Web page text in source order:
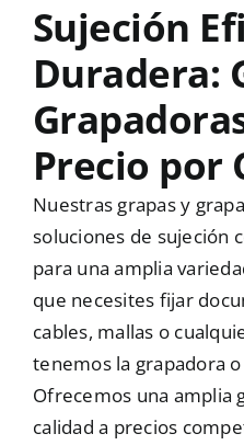
Escaleras
Mallas
Noticias
Sujeción
Duradera:
Precio por
Nuestras grapas y
soluciones de sujeción
para una amplia
que necesites fijar
cables, mallas o
tenemos la grapadora
Ofrecemos una amplia
calidad a precios